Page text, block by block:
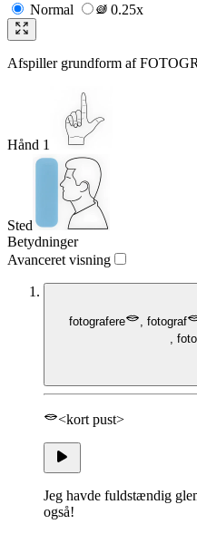
Normal
0.25x
Afspiller grundform af
Hånd 1
Sted
Betydninger
Avanceret visning
fotografere , fotograf
,
<kort pust>
Jeg havde fuldstændig
også!